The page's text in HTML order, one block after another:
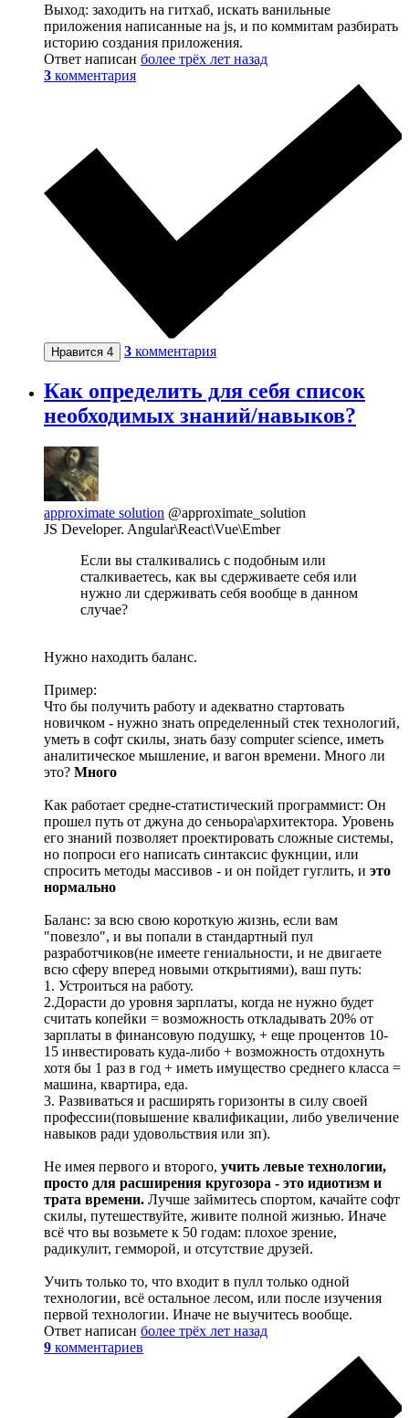
Выход: заходить на гитхаб, искать ванильные
приложения написанные на js, и по коммитам разбирать
историю создания приложения.
Ответ написан более трёх лет назад
3 комментария
Нравится 4 3 комментария
Как определить для себя список
необходимых знаний/навыков?
approximate solution @approximate_solution
JS Developer. Angular\React\Vue\Ember
Если вы сталкивались с подобным или
сталкиваетесь, как вы сдерживаете себя или
нужно ли сдерживать себя вообще в данном
случае?
Нужно находить баланс.
Пример:
Что бы получить работу и адекватно стартовать
новичком - нужно знать определенный стек технологий,
уметь в софт скилы, знать базу computer science, иметь
аналитическое мышление, и вагон времени. Много ли
это? Много
Как работает средне-статистический программист: Он
прошел путь от джуна до сеньора\архитектора. Уровень
его знаний позволяет проектировать сложные системы,
но попроси его написать синтаксис фукнции, или
спросить методы массивов - и он пойдет гуглить, и это
нормально
Баланс: за всю свою короткую жизнь, если вам
"повезло", и вы попали в стандартный пул
разработчиков(не имеете гениальности, и не двигаете
всю сферу вперед новыми открытиями), ваш путь:
1. Устроиться на работу.
2.Дорасти до уровня зарплаты, когда не нужно будет
считать копейки = возможность откладывать 20% от
зарплаты в финансовую подушку, + еще процентов 10-
15 инвестировать куда-либо + возможность отдохнуть
хотя бы 1 раз в год + иметь имущество среднего класса =
машина, квартира, еда.
3. Развиваться и расширять горизонты в силу своей
профессии(повышение квалификации, либо увеличение
навыков ради удовольствия или зп).
Не имея первого и второго, учить левые технологии,
просто для расширения кругозора - это идиотизм и
трата времени. Лучше займитесь спортом, качайте софт
скилы, путешествуйте, живите полной жизнью. Иначе
всё что вы возьмете к 50 годам: плохое зрение,
радикулит, гемморой, и отсутствие друзей.
Учить только то, что входит в пулл только одной
технологии, всё остальное лесом, или после изучения
первой технологии. Иначе не выучитесь вообще.
Ответ написан более трёх лет назад
9 комментариев